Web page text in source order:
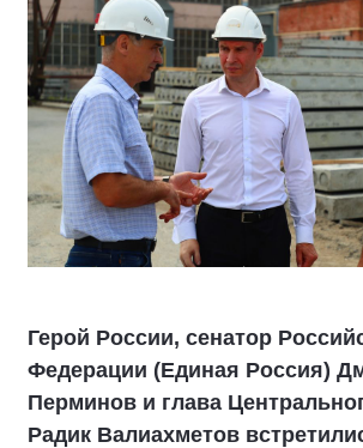
Герой России, сенатор
Федерации (Единая Россия)
Перминов и глава
Радик Валиахметов